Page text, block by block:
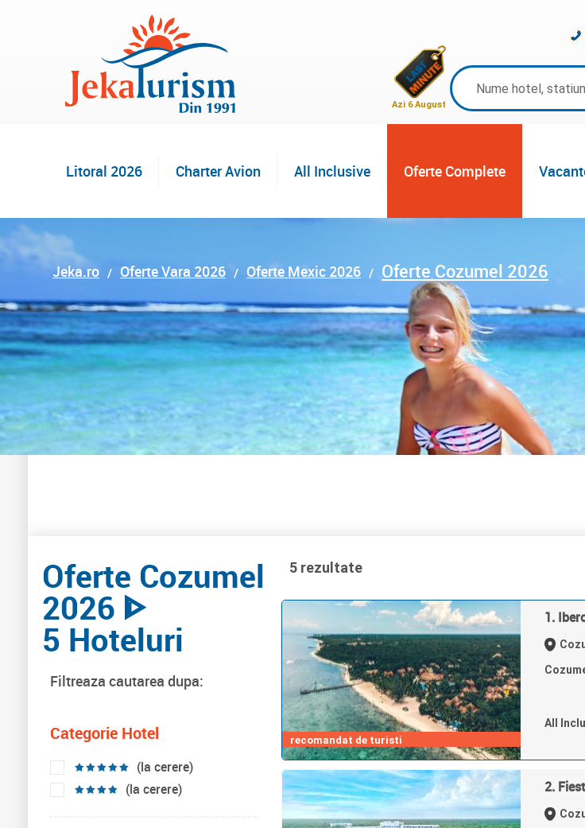
Azi 6 August
Litoral 2026 Charter Avion All Inclusive Oferte Complete
Jeka.ro Oferte Vara 2026 Oferte Mexic 2026 Oferte Cozumel 2026
5 rezultate
recomandat de turisti
1.
All
2.
Oferte Cozumel
2026 ᐈ
5 Hoteluri
Filtreaza cautarea dupa:
Categorie Hotel
(la cerere)
(la cerere)